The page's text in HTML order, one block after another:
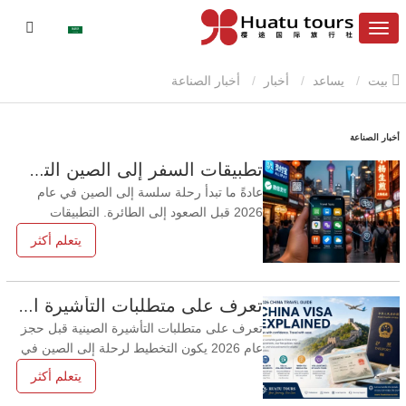
يساعد أخبار
أخبار الصناعة
تطبيقات السفر إلى الصين التي يحتاجها الزوار الأجانب حقًا في عام 2026
عادةً ما تبدأ رحلة سلسة إلى الصين في عام
2026 قبل الصعود إلى الطائرة. التطبيقات
المناسبة للسفر إلى الصين يمكنها تسهيل
المدفوعات، والنقل، والترجمة، والخرائط،
وقويلين، وشانغهاي، وسوتشو، وهانغتشو. لن
تحل الأدوات الرقمية محل خط
يتعلم أكثر
تعرف على متطلبات التأشيرة الصينية قبل حجز عام 2026
تعرف على متطلبات التأشيرة الصينية قبل حجز
عام 2026 يكون التخطيط لرحلة إلى الصين في
عام 2026 أسهل عندما يتم حسم مسألة
التأشيرة مبكرًا. يشرح هذا الدليل الخاص
يتعلم أكثر